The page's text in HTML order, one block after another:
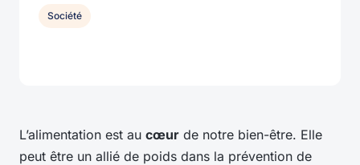
L’alimentation est au cœur de notre bien-être. Elle
peut être un allié de poids dans la prévention de
Société